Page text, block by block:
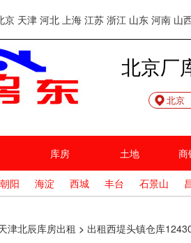
京 天津 河北 上海 江苏 浙江 山东 河南 山
北京厂
北京
库房 土地 商
朝阳 海淀 西城 丰台 石景山
津北辰库房出租 > 出租西堤头镇仓库